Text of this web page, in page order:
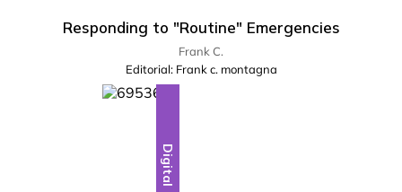
Responding to "Routine" Emergencies
Frank C.
Editorial: Frank c. montagna
Digital